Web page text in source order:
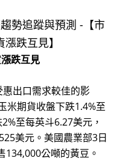
勢追蹤與預測 -【市
跌互見】
跌互見
出口需求較佳的影
米期貨收盤下跌1.4%至
至每英斗6.27美元，
美元。美國農業部3日
公噸的黃豆。